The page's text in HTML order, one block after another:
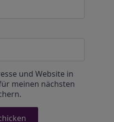
und Website in
meinen nächsten